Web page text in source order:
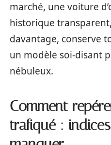
marché, une voiture
historique
davantage, conserve
un modèle soi-disant
nébuleux.
Comment
trafiqué :